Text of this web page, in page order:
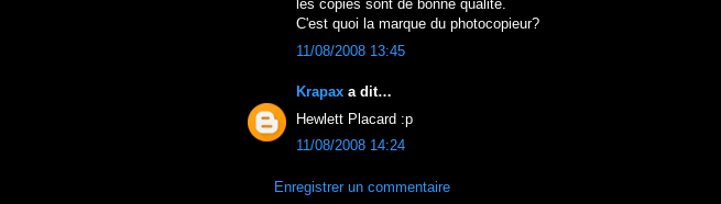
les copies sont de bonne qualité.
C'est quoi la marque du photocopieur?
11/08/2008 13:45
Krapax a dit…
Hewlett Placard :p
11/08/2008 14:24
Enregistrer un commentaire